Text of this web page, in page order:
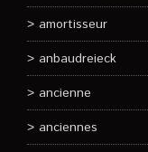
amortisseur
anbaudreieck
ancienne
anciennes